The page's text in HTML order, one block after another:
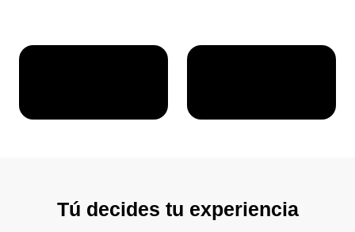
Tú decides tu experiencia